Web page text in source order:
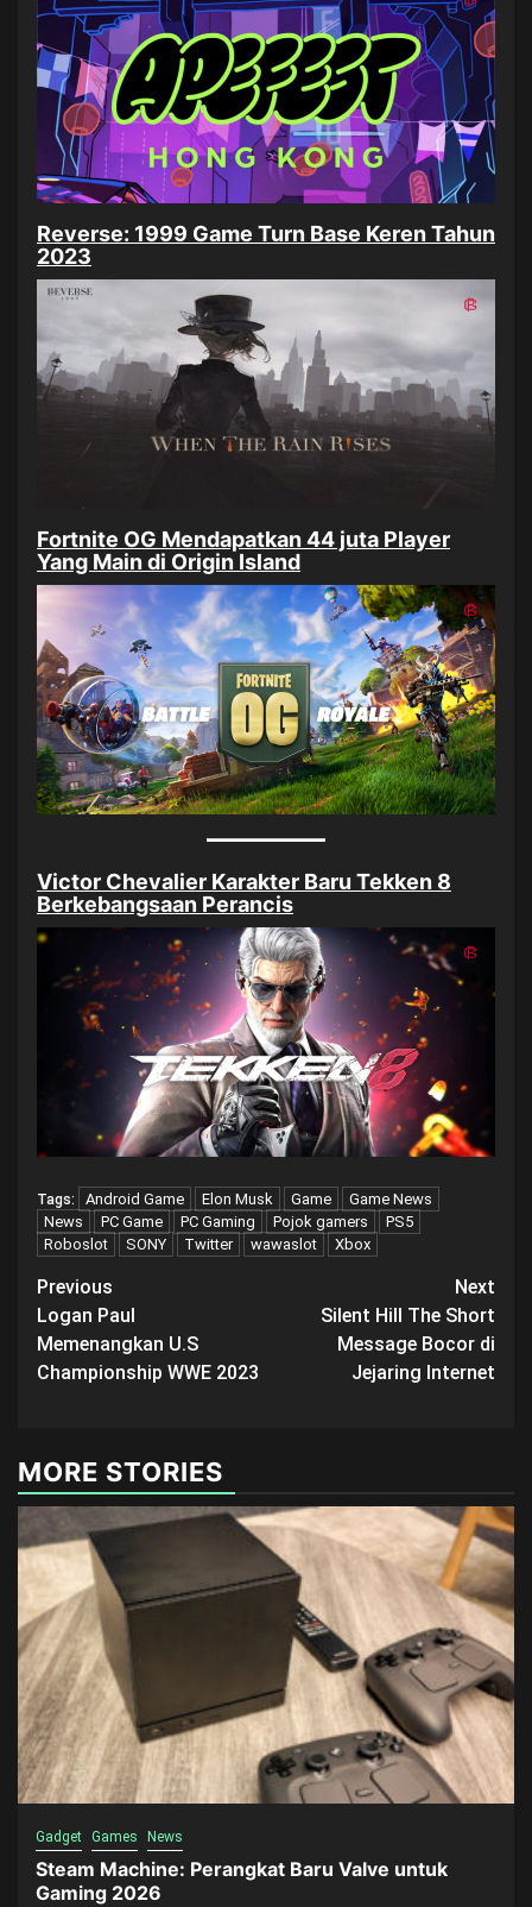
Reverse: 1999 Game Turn Base Keren Tahun
2023
Fortnite OG Mendapatkan 44 juta Player
Yang Main di Origin Island
Victor Chevalier Karakter Baru Tekken 8
Berkebangsaan Perancis
Tags: Android Game Elon Musk Game
Game News
News
PC Game PC Gaming Pojok gamers
PS5
Roboslot
SONY Twitter wawaslot Xbox
Post
navigation
Previous
Logan Paul
Memenangkan U.S
Championship WWE 2023
Next
Silent Hill The Short
Message Bocor di
Jejaring Internet
MORE STORIES
Gadget Games News
Steam Machine: Perangkat Baru Valve untuk
Gaming 2026